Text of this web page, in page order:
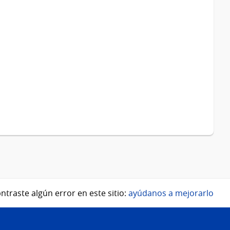
algún error en este sitio: ayúdanos a mejorarlo